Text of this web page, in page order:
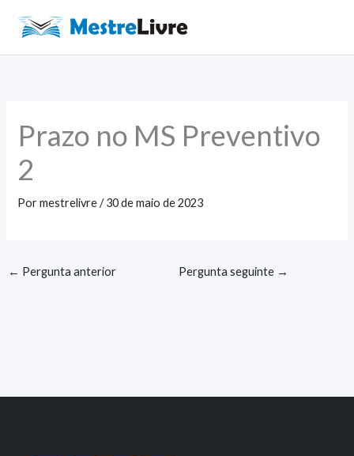
para
o
Prazo no MS Preventivo
2
Pormestrelivre/30 de maio de 2023
← Pergunta anterior Pergunta seguinte →